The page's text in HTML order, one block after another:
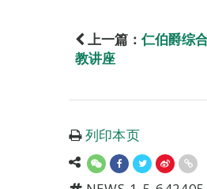
上一篇：仁伯爵综
教讲座
列印本页